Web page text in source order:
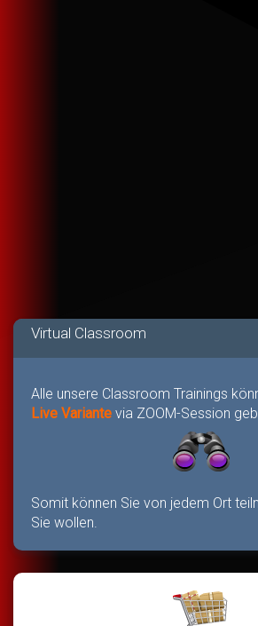
Virtual Classroom
Alle unsere Classroom Trainings
Live Variante via ZOOM-Session
Somit können Sie von jedem Ort
Sie wollen.